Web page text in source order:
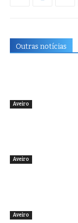
Outras notícias
Aveiro
Aveiro
Aveiro